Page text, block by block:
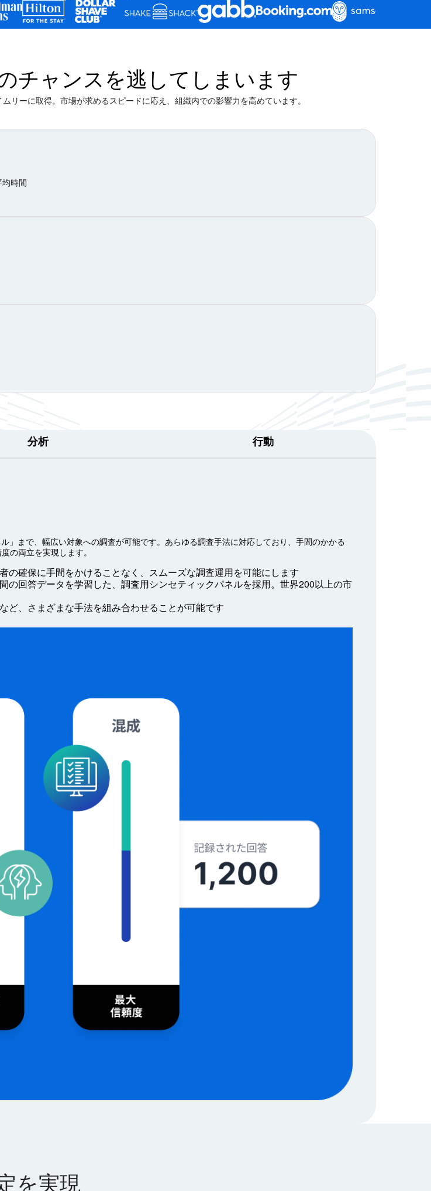
チャンスを逃してしまいます
ーに取得。市場が求めるスピードに応え、組織内での影響力を高めています。
時間
分析 行動
」まで、幅広い対象への調査が可能です。あらゆる調査手法に対応しており、手間のかかる
の両立を実現します。
確保に手間をかけることなく、スムーズな調査運用を可能にします
回答データを学習した、調査用シンセティックパネルを採用。世界200以上の市
ど、さまざまな手法を組み合わせることが可能です
を実現